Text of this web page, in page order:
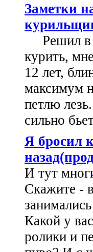
Заметки
Решил в
курить,
12 лет,
максимум
петлю
сильно
Я бросил
И тут
Скажите -
Какой у
ролики и